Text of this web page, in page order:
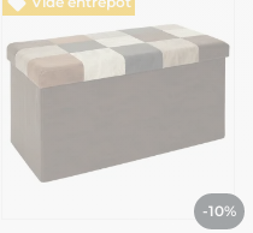
-10%